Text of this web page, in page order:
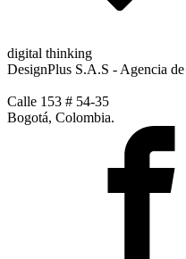
digital thinking
DesignPlus S.A.S - Agencia
Calle 153 # 54-35
Bogotá, Colombia.